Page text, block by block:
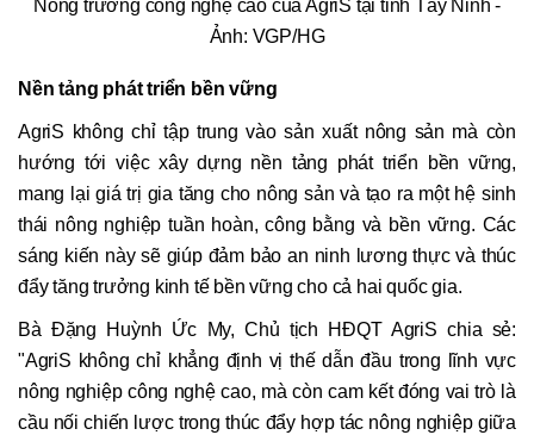
Nông trường công nghệ cao của AgriS tại tỉnh Tây Ninh -
Ảnh: VGP/HG
Nền tảng phát triển bền vững
AgriS không chỉ tập trung vào sản xuất nông sản mà còn
hướng tới việc xây dựng nền tảng phát triển bền vững,
mang lại giá trị gia tăng cho nông sản và tạo ra một hệ sinh
thái nông nghiệp tuần hoàn, công bằng và bền vững. Các
sáng kiến này sẽ giúp đảm bảo an ninh lương thực và thúc
đẩy tăng trưởng kinh tế bền vững cho cả hai quốc gia.
Bà Đặng Huỳnh Ức My, Chủ tịch HĐQT AgriS chia sẻ:
"AgriS không chỉ khẳng định vị thế dẫn đầu trong lĩnh vực
nông nghiệp công nghệ cao, mà còn cam kết đóng vai trò là
cầu nối chiến lược trong thúc đẩy hợp tác nông nghiệp giữa